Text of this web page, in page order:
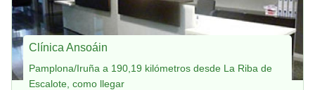
Clínica Ansoáin
Pamplona/Iruña a 190,19 kilómetros desde La Riba de
Escalote, como llegar